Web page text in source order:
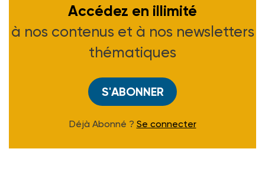
Accédez en illimité
à nos contenus et à nos newsletters
thématiques
S'ABONNER
Déjà Abonné ? Se connecter